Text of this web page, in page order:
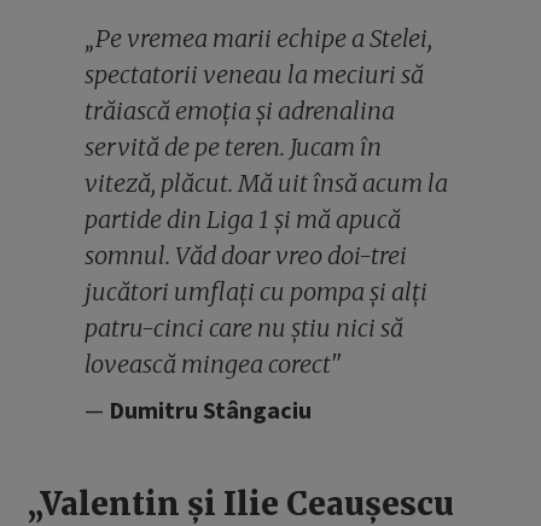
„Pe vremea marii echipe a Stelei,
spectatorii veneau la meciuri să
trăiască emoția și adrenalina
servită de pe teren. Jucam în
viteză, plăcut. Mă uit însă acum la
partide din Liga 1 și mă apucă
somnul. Văd doar vreo doi-trei
jucători umflați cu pompa și alți
patru-cinci care nu știu nici să
lovească mingea corect"
Dumitru Stângaciu
„Valentin și Ilie Ceaușescu